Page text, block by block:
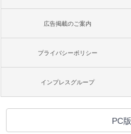
広告掲載のご案内
プライバシーポリシー
インプレスグループ
PC